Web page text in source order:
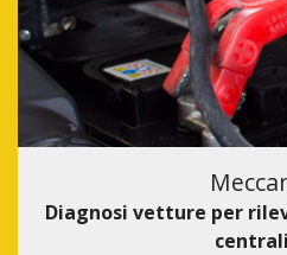
Diagnosi vetture per